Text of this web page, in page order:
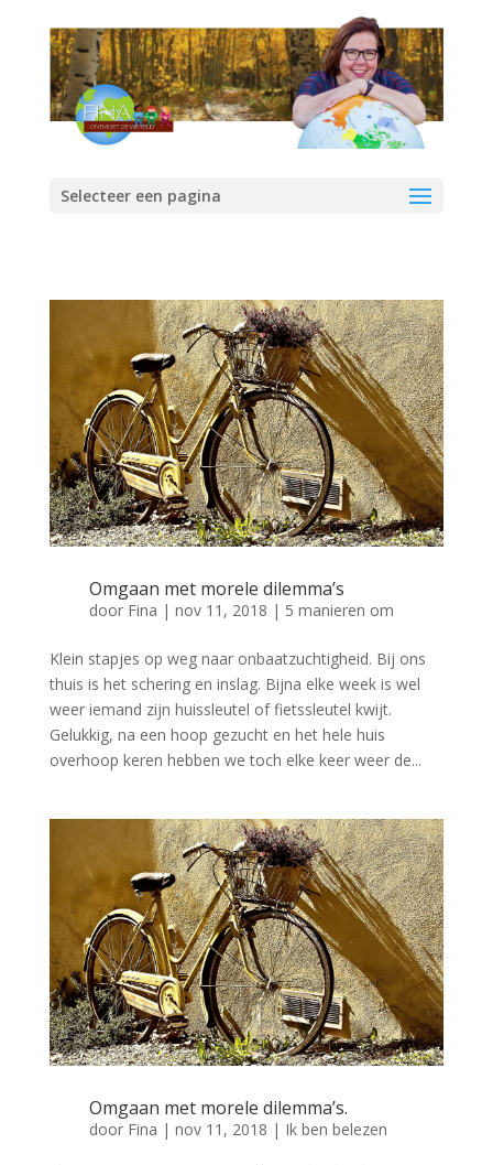
Selecteer een pagina
Omgaan met morele dilemma’s
door Fina | nov 11, 2018 | 5 manieren om
Klein stapjes op weg naar onbaatzuchtigheid. Bij ons
thuis is het schering en inslag. Bijna elke week is wel
weer iemand zijn huissleutel of fietssleutel kwijt.
Gelukkig, na een hoop gezucht en het hele huis
overhoop keren hebben we toch elke keer weer de...
Omgaan met morele dilemma’s.
door Fina | nov 11, 2018 | Ik ben belezen